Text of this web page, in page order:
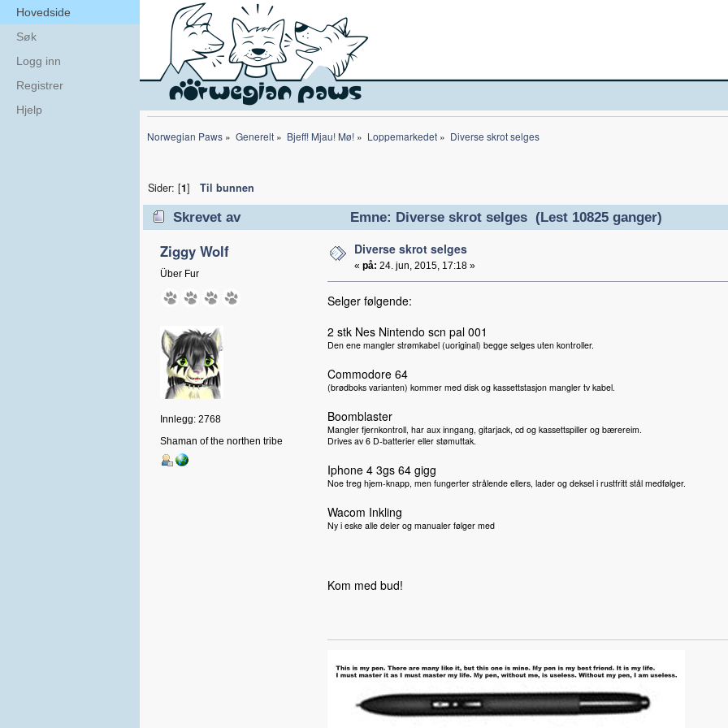
Hovedside
Søk
Logg inn
Registrer
Hjelp
Norwegian Paws » Generelt» Bjeff! Mjau! Mø!» Loppemarkedet» Diverse skrot selges
Sider: [1] Til bunnen
Skrevet av Emne: Diverse skrot selges (Lest 10825 ganger)
Ziggy Wolf
Über Fur
Innlegg: 2768
Shaman of the northen tribe
Diverse skrot selges
« på: 24. jun, 2015, 17:18 »
Selger følgende:
2 stk Nes Nintendo scn pal 001
Den ene mangler strømkabel (uoriginal) begge selges uten kontroller.
Commodore 64
(brødboks varianten) kommer med disk og kassettstasjon mangler tv kabel.
Boomblaster
Mangler fjernkontroll, har aux inngang, gitarjack, cd og kassettspiller og bærereim.
Drives av 6 D-batterier eller stømuttak.
Iphone 4 3gs 64 gigg
Noe treg hjem-knapp, men fungerter strålende ellers, lader og deksel i rustfritt stål medfølger.
Wacom Inkling
Ny i eske alle deler og manualer følger med
Kom med bud!